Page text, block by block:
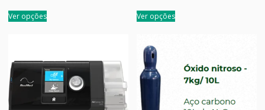
Ver opções Ver opções